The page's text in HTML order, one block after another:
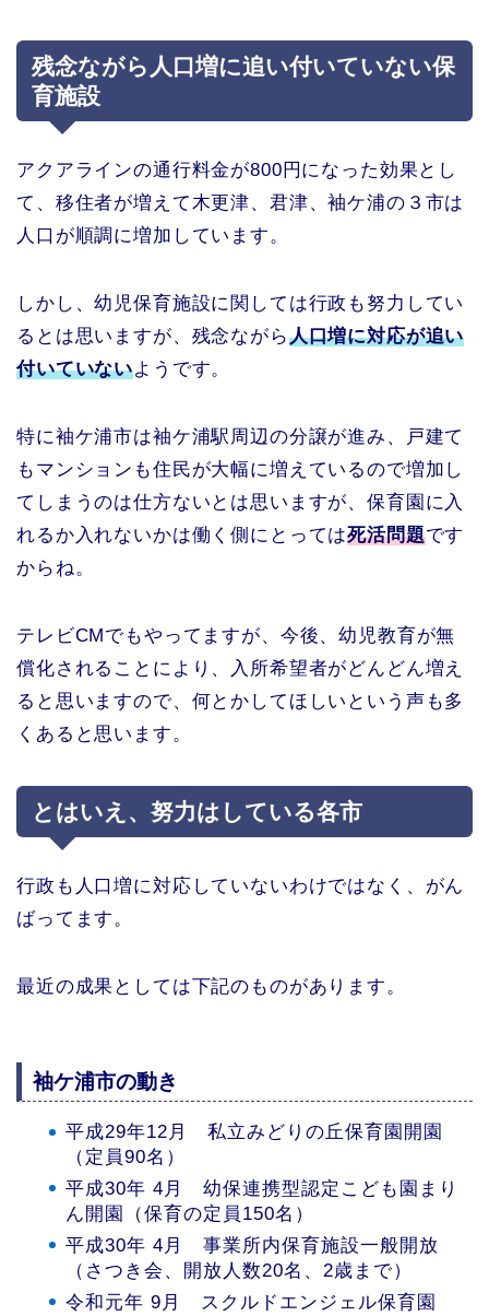
残念ながら人口増に追い付いていない保
育施設
アクアラインの通行料金が800円になった効果とし
て、移住者が増えて木更津、君津、袖ケ浦の３市は
人口が順調に増加しています。
しかし、幼児保育施設に関しては行政も努力してい
るとは思いますが、残念ながら人口増に対応が追い
付いていないようです。
特に袖ケ浦市は袖ケ浦駅周辺の分譲が進み、戸建て
もマンションも住民が大幅に増えているので増加し
てしまうのは仕方ないとは思いますが、保育園に入
れるか入れないかは働く側にとっては死活問題です
からね。
テレビCMでもやってますが、今後、幼児教育が無
償化されることにより、入所希望者がどんどん増え
ると思いますので、何とかしてほしいという声も多
くあると思います。
とはいえ、努力はしている各市
行政も人口増に対応していないわけではなく、がん
ばってます。
最近の成果としては下記のものがあります。
袖ケ浦市の動き
平成29年12月 私立みどりの丘保育園開園
（定員90名）
平成30年 4月 幼保連携型認定こども園まり
ん開園（保育の定員150名）
平成30年 4月 事業所内保育施設一般開放
（さつき会、開放人数20名、2歳まで）
令和元年 9月 スクルドエンジェル保育園